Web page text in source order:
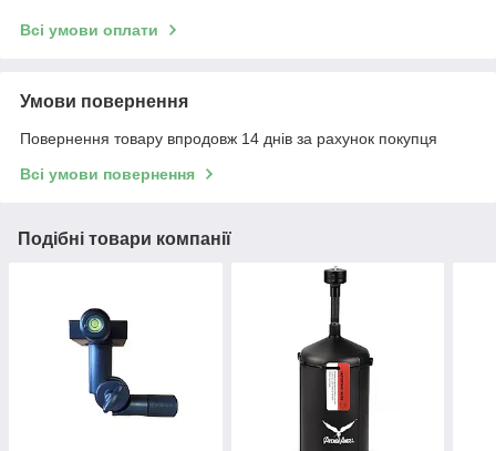
Всі умови оплати
Умови повернення
Повернення товару впродовж 14 днів за рахунок покупця
Всі умови повернення
Подібні товари компанії